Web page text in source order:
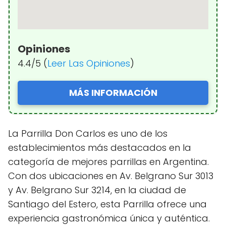
Opiniones
4.4/5 (Leer Las Opiniones)
MÁS INFORMACIÓN
La Parrilla Don Carlos es uno de los
establecimientos más destacados en la
categoría de mejores parrillas en Argentina.
Con dos ubicaciones en Av. Belgrano Sur 3013
y Av. Belgrano Sur 3214, en la ciudad de
Santiago del Estero, esta Parrilla ofrece una
experiencia gastronómica única y auténtica.